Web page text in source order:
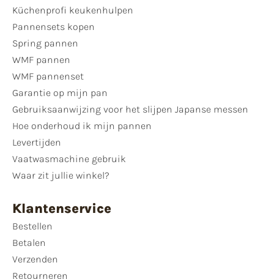
Küchenprofi keukenhulpen
Pannensets kopen
Spring pannen
WMF pannen
WMF pannenset
Garantie op mijn pan
Gebruiksaanwijzing voor het slijpen Japanse messen
Hoe onderhoud ik mijn pannen
Levertijden
Vaatwasmachine gebruik
Waar zit jullie winkel?
Klantenservice
Bestellen
Betalen
Verzenden
Retourneren